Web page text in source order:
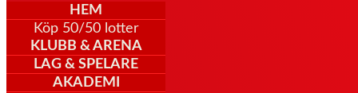
HEM
Köp 50/50 lotter
KLUBB & ARENA
LAG & SPELARE
AKADEMI